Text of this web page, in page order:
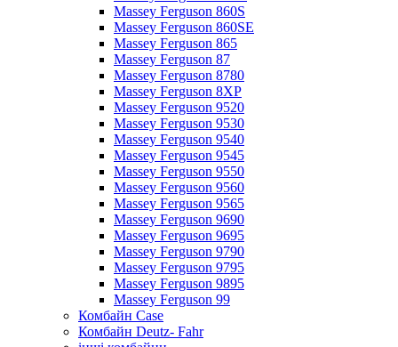
Massey Ferguson 860S
Massey Ferguson 860SE
Massey Ferguson 865
Massey Ferguson 87
Massey Ferguson 8780
Massey Ferguson 8XP
Massey Ferguson 9520
Massey Ferguson 9530
Massey Ferguson 9540
Massey Ferguson 9545
Massey Ferguson 9550
Massey Ferguson 9560
Massey Ferguson 9565
Massey Ferguson 9690
Massey Ferguson 9695
Massey Ferguson 9790
Massey Ferguson 9795
Massey Ferguson 9895
Massey Ferguson 99
Комбайн Case
Комбайн Deutz- Fahr